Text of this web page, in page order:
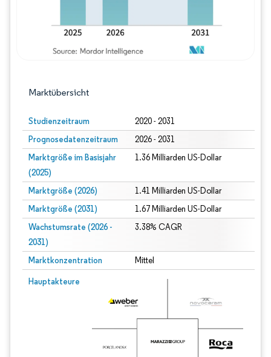
Marktübersicht
Studienzeitraum 2020 - 2031
Prognosedatenzeitraum 2026 - 2031
Marktgröße im Basisjahr
(2025)
1.36 Milliarden US-Dollar
Marktgröße (2026) 1.41 Milliarden US-Dollar
Marktgröße (2031) 1.67 Milliarden US-Dollar
Wachstumsrate (2026 -
2031)
3.38% CAGR
Marktkonzentration Mittel
Hauptakteure
Bild © Mordor Intelligence. Wiederverwendung erfordert Namensnennung